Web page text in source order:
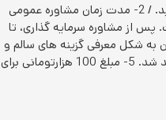
1- در صورتی که نیازمند مشاوره در حوزه کسب و کار یا سرمایه گذاری نیستید، گزینه عمومی را انتخاب کنید. / 2- مدت زمان مشاوره عمومی
است. پس از مشاوره سرمایه گذاری، تا
شد. / 4- مشاوره خرید زمین در گیلان به شکل معرفی گزینه های سالم و
بدون هیچ مشکل حقوقی و زیر قیمت بازار، و همراهی و اجرا از خرید تا سند و ساخت و فروش انجام خواهد شد. 5- مبلغ 100 هزارتومانی برای